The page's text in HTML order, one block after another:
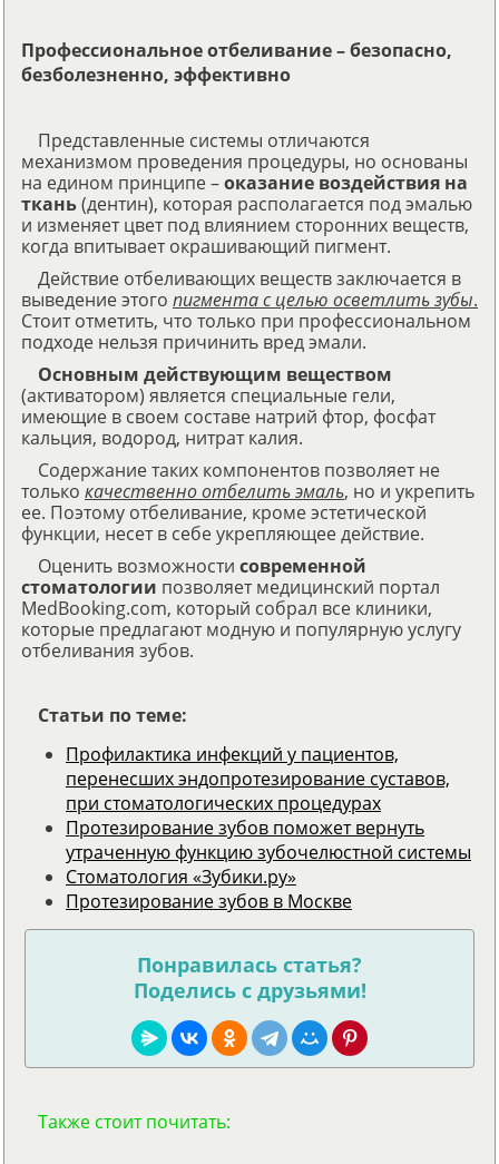
Профессиональное отбеливание – безопасно,
безболезненно, эффективно
Представленные системы отличаются
механизмом проведения процедуры, но основаны
на едином принципе –оказание воздействия на
ткань(дентин), которая располагается под эмалью
и изменяет цвет под влиянием сторонних веществ,
когда впитывает окрашивающий пигмент.
Действие отбеливающих веществ заключается в
выведение этого пигмента с целью осветлить зубы.
Стоит отметить, что только при профессиональном
подходе нельзя причинить вред эмали.
Основным действующим веществом
(активатором) является специальные гели,
имеющие в своем составе натрий фтор, фосфат
кальция, водород, нитрат калия.
Содержание таких компонентов позволяет не
только качественно отбелить эмаль, но и укрепить
ее. Поэтому отбеливание, кроме эстетической
функции, несет в себе укрепляющее действие.
Оценить возможности современной
стоматологии позволяет медицинский портал
MedBooking.com, который собрал все клиники,
которые предлагают модную и популярную услугу
отбеливания зубов.
Статьи по теме:
Профилактика инфекций у пациентов,
перенесших эндопротезирование суставов,
при стоматологических процедурах
Протезирование зубов поможет вернуть
утраченную функцию зубочелюстной системы
Стоматология «Зубики.ру»
Протезирование зубов в Москве
Понравилась статья?
Поделись с друзьями!
Также стоит почитать: